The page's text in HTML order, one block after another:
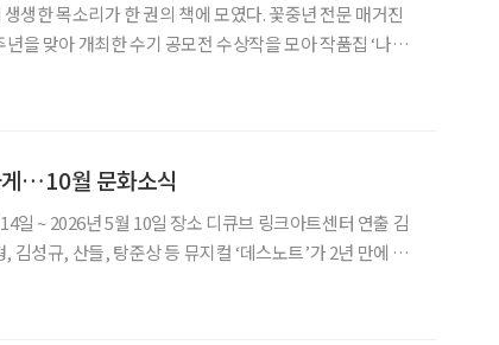
생한 목소리가 한 권의 책에 모였다. 꽃중년 전문 매거진
년을 맞아 개최한 수기 공모전 수상작을 모아 작품집 ‘나의
게…10월 문화소식